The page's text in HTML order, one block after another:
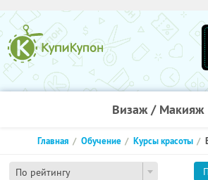
Визаж / Макияж
По рейтингу
Главная Обучение Курсы красоты